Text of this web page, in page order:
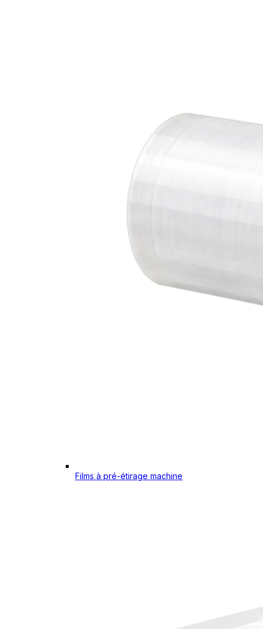
Films à pré-étirage machine